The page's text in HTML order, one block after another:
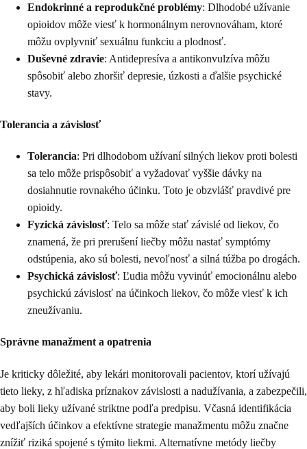
Endokrinné a reprodukčné problémy: Dlhodobé užívanie
opioidov môže viesť k hormonálnym nerovnováham, ktoré
môžu ovplyvniť sexuálnu funkciu a plodnosť.
Duševné zdravie: Antidepresíva a antikonvulzíva môžu
spôsobiť alebo zhoršiť depresie, úzkosti a ďalšie psychické
stavy.
Tolerancia a závislosť
Tolerancia: Pri dlhodobom užívaní silných liekov proti bolesti
sa telo môže prispôsobiť a vyžadovať vyššie dávky na
dosiahnutie rovnakého účinku. Toto je obzvlášť pravdivé pre
opioidy.
Fyzická závislosť: Telo sa môže stať závislé od liekov, čo
znamená, že pri prerušení liečby môžu nastať symptómy
odstúpenia, ako sú bolesti, nevoľnosť a silná túžba po drogách.
Psychická závislosť: Ľudia môžu vyvinúť emocionálnu alebo
psychickú závislosť na účinkoch liekov, čo môže viesť k ich
zneužívaniu.
Správne manažment a opatrenia
Je kriticky dôležité, aby lekári monitorovali pacientov, ktorí užívajú
tieto lieky, z hľadiska príznakov závislosti a nadužívania, a zabezpečili,
aby boli lieky užívané striktne podľa predpisu. Včasná identifikácia
vedľajších účinkov a efektívne strategie manažmentu môžu značne
znížiť riziká spojené s týmito liekmi. Alternatívne metódy liečby